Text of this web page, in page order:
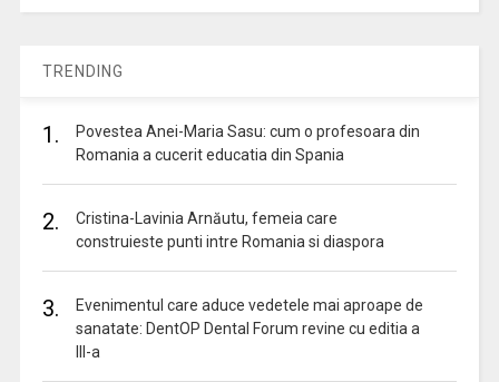
TRENDING
1.
Povestea Anei-Maria Sasu: cum o profesoara din
Romania a cucerit educatia din Spania
2.
Cristina-Lavinia Arnăutu, femeia care
construieste punti intre Romania si diaspora
3.
Evenimentul care aduce vedetele mai aproape de
sanatate: DentOP Dental Forum revine cu editia a
III-a